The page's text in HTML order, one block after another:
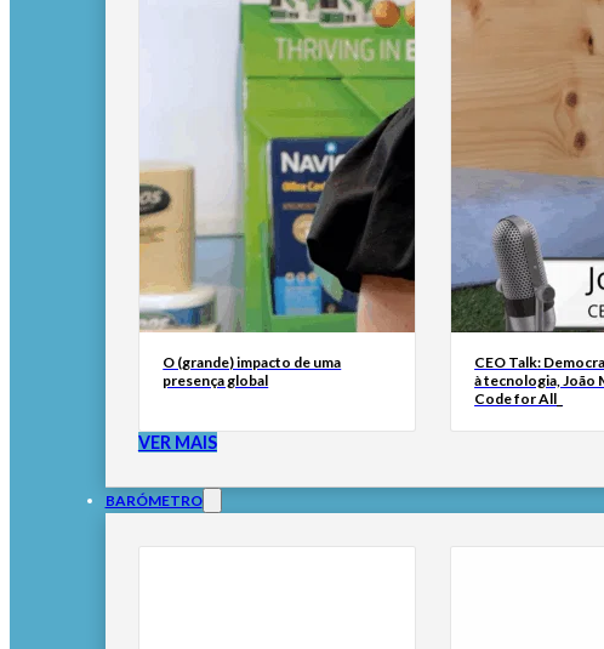
O (grande) impacto de uma
presença global
CEO Talk:
à tecnologia, João
Code for All_
VER MAIS
BARÓMETRO